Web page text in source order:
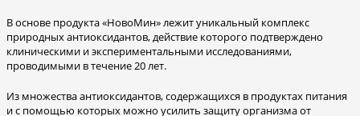
В основе продукта «НовоМин» лежит уникальный комплекс
природных антиоксидантов, действие которого подтверждено
клиническими и экспериментальными исследованиями,
проводимыми в течение 20 лет.
Из множества антиоксидантов, содержащихся в продуктах питания
и с помощью которых можно усилить защиту организма от